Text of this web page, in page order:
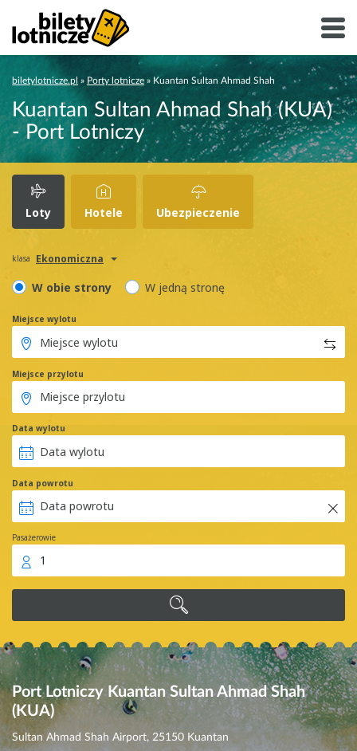
biletylotnicze.pl » Porty lotnicze » Kuantan Sultan Ahmad Shah
Kuantan Sultan Ahmad Shah (KUA)
- Port Lotniczy
Loty Hotele Ubezpieczenie
klasa Ekonomiczna
W obie strony W jedną stronę
Miejsce wylotu
Miejsce przylotu
Data wylotu
Data powrotu
Pasażerowie
1
Port Lotniczy Kuantan Sultan Ahmad Shah
(KUA)
Sultan Ahmad Shah Airport, 25150 Kuantan